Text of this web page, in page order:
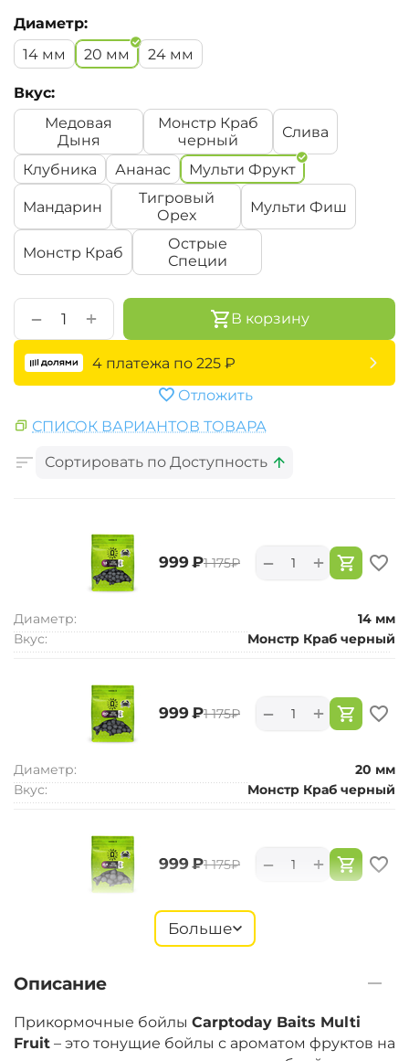
Диаметр:
14 мм
20 мм 24 мм
Вкус:
Медовая
Дыня
Монстр Краб
черный
Слива
Клубника Ананас Мульти Фрукт
Мандарин
Тигровый
Орех
Мульти Фиш
Монстр Краб
Острые
Специи
+
− В корзину
4 платежа по 225 ₽
Отложить
СПИСОК ВАРИАНТОВ ТОВАРА
Сортировать по Доступность
‍999‍ ₽‍1 175‍₽ +
−
Диаметр:
14 мм
Вкус:
Монстр Краб черный
‍999‍ ₽‍1 175‍₽ +
−
Диаметр:
20 мм
Вкус:
Монстр Краб черный
‍999‍ ₽‍1 175‍₽ +
−
Монстр Краб черный
‍899‍ ₽‍1 058‍₽ +
−
Больше
Описание
Прикормочные бойлы Carptoday Baits Multi
Fruit – это тонущие бойлы с ароматом фруктов на